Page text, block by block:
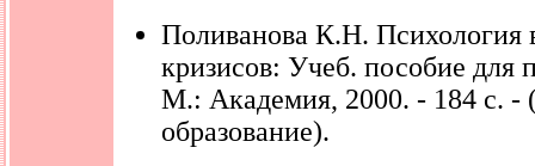
Поливанова К.Н. Психология
кризисов: Учеб. пособие для
М.: Академия, 2000. - 184 с.
образование).